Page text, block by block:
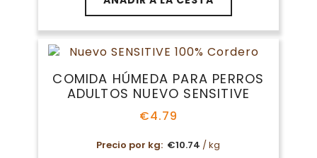
de
producto
COMIDA HÚMEDA PARA PERROS
ADULTOS NUEVO SENSITIVE
€4.79
Precio por kg: €10.74 / kg